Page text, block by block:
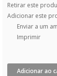
Retirar este
Adicionar este
Enviar a um
Imprimir
Adicionar ao